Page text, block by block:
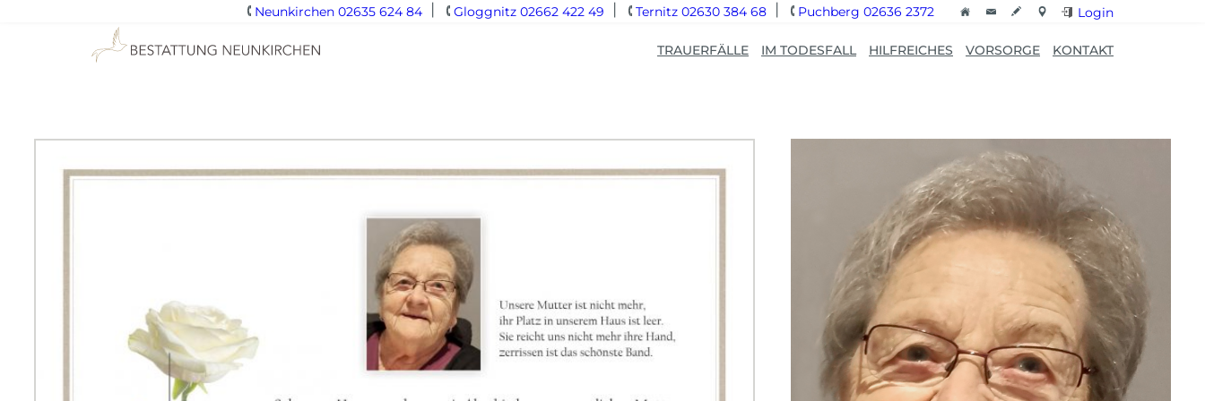
Neunkirchen 02635 624 84 Gloggnitz 02662 422 49 Ternitz 02630 384 68 Puchberg 02636 2372 Login
TRAUERFÄLLE IM TODESFALL HILFREICHES VORSORGE KONTAKT